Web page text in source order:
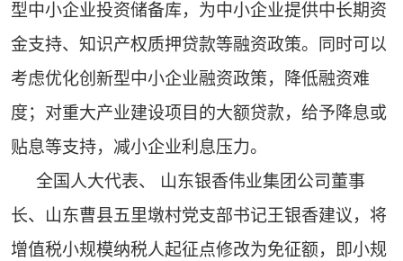
型中小企业投资储备库，为中小企业提供中长期资
金支持、知识产权质押贷款等融资政策。同时可以
考虑优化创新型中小企业融资政策，降低融资难
度；对重大产业建设项目的大额贷款，给予降息或
贴息等支持，减小企业利息压力。
全国人大代表、 山东银香伟业集团公司董事
长、山东曹县五里墩村党支部书记王银香建议，将
增值税小规模纳税人起征点修改为免征额，即小规